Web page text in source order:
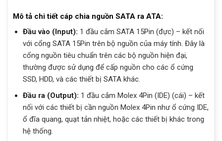
Mô tả chi tiết cáp chia nguồn SATA ra ATA:
Đầu vào (Input): 1 đầu cắm SATA 15Pin (đực) – kết nối
với cổng SATA 15Pin trên bộ nguồn của máy tính. Đây là
cổng nguồn tiêu chuẩn trên các bộ nguồn hiện đại,
thường được sử dụng để cấp nguồn cho các ổ cứng
SSD, HDD, và các thiết bị SATA khác.
Đầu ra (Output): 1 đầu cắm Molex 4Pin (IDE) (cái) – kết
nối với các thiết bị cần nguồn Molex 4Pin như ổ cứng IDE,
ổ đĩa quang, quạt tản nhiệt, hoặc các thiết bị khác trong
hệ thống.